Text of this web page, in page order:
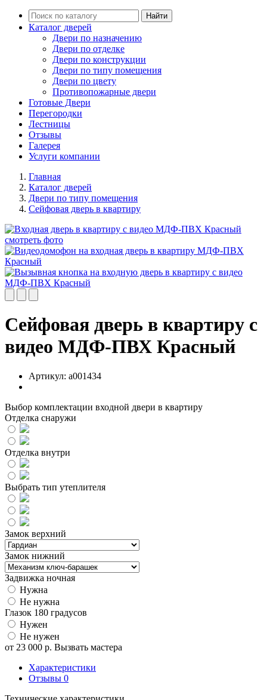
Найти
Каталог дверей
Двери по назначению
Двери по отделке
Двери по конструкции
Двери по типу помещения
Двери по цвету
Противопожарные двери
Готовые Двери
Перегородки
Лестницы
Отзывы
Галерея
Услуги компании
Главная
Каталог дверей
Двери по типу помещения
Сейфовая дверь в квартиру
Сейфовая дверь в квартиру с
видео МДФ-ПВХ Красный
Артикул: a001434
Выбор комплектации входной двери в квартиру
Отделка снаружи
Отделка внутри
Выбрать тип утеплителя
Замок верхний
Замок нижний
Задвижка ночная
Нужна
Не нужна
Глазок 180 градусов
Нужен
Не нужен
от 23 000 р. Вызвать мастера
Характеристики
Отзывы 0